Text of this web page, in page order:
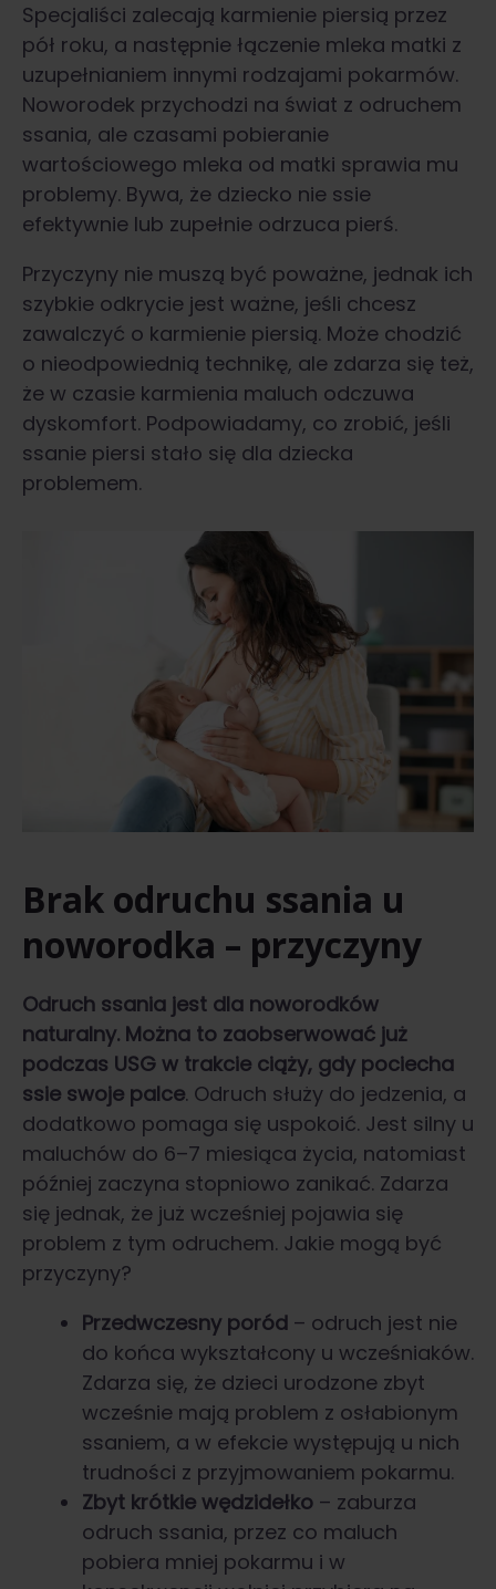
Specjaliści zalecają karmienie piersią przez
pół roku, a następnie łączenie mleka matki z
uzupełnianiem innymi rodzajami pokarmów.
Noworodek przychodzi na świat z odruchem
ssania, ale czasami pobieranie
wartościowego mleka od matki sprawia mu
problemy. Bywa, że dziecko nie ssie
efektywnie lub zupełnie odrzuca pierś.
Przyczyny nie muszą być poważne, jednak ich
szybkie odkrycie jest ważne, jeśli chcesz
zawalczyć o karmienie piersią. Może chodzić
o nieodpowiednią technikę, ale zdarza się też,
że w czasie karmienia maluch odczuwa
dyskomfort. Podpowiadamy, co zrobić, jeśli
ssanie piersi stało się dla dziecka
problemem.
Brak odruchu ssania u
noworodka – przyczyny
Odruch ssania jest dla noworodków
naturalny. Można to zaobserwować już
podczas USG w trakcie ciąży, gdy pociecha
ssie swoje palce. Odruch służy do jedzenia, a
dodatkowo pomaga się uspokoić. Jest silny u
maluchów do 6–7 miesiąca życia, natomiast
później zaczyna stopniowo zanikać. Zdarza
się jednak, że już wcześniej pojawia się
problem z tym odruchem. Jakie mogą być
przyczyny?
Przedwczesny poród – odruch jest nie
do końca wykształcony u wcześniaków.
Zdarza się, że dzieci urodzone zbyt
wcześnie mają problem z osłabionym
ssaniem, a w efekcie występują u nich
trudności z przyjmowaniem pokarmu.
Zbyt krótkie wędzidełko – zaburza
odruch ssania, przez co maluch
pobiera mniej pokarmu i w